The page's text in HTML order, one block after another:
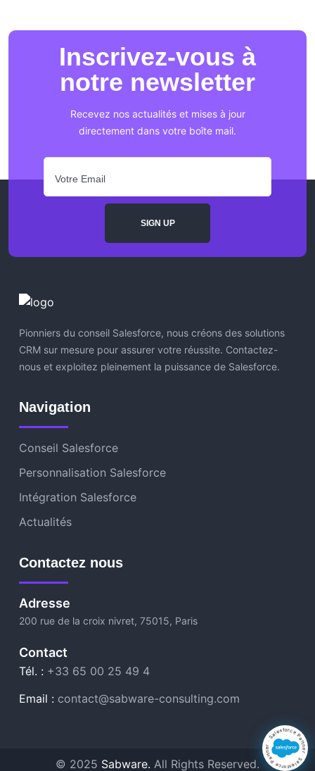
· Salesforce Partner · Salesforce Partner
Inscrivez-vous à
notre newsletter
Recevez nos actualités et mises à jour
directement dans votre boîte mail.
Pionniers du conseil Salesforce, nous créons des solutions
CRM sur mesure pour assurer votre réussite. Contactez-
nous et exploitez pleinement la puissance de Salesforce.
Navigation
Conseil Salesforce
Personnalisation Salesforce
Intégration Salesforce
Actualités
Contactez nous
Adresse
200 rue de la croix nivret, 75015, Paris
Contact
Tél. : +33 65 00 25 49 4
Email : contact@sabware-consulting.com
© 2025 Sabware. All Rights Reserved.